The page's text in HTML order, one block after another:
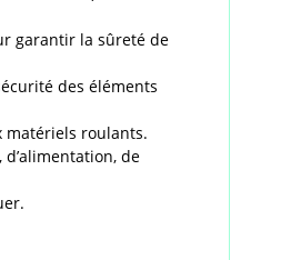
garantir la sûreté de
des éléments
matériels roulants.
de